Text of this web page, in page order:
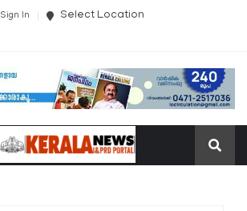
Sign In Select Location